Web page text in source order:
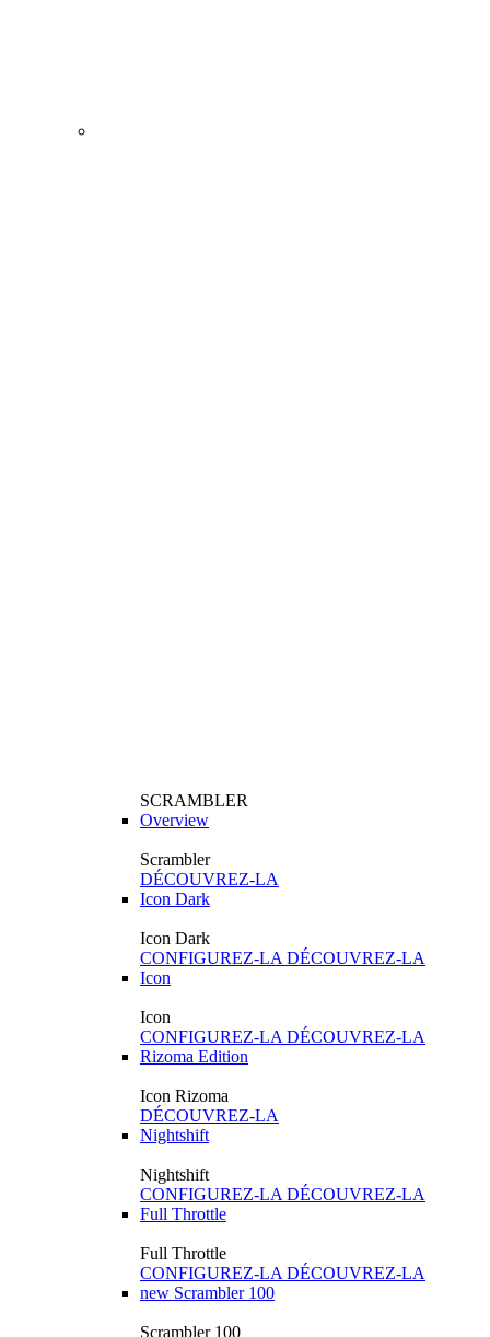
SCRAMBLER
Overview
Scrambler
DÉCOUVREZ-LA
Icon Dark
Icon Dark
CONFIGUREZ-LA DÉCOUVREZ-LA
Icon
Icon
CONFIGUREZ-LA DÉCOUVREZ-LA
Rizoma Edition
Icon Rizoma
DÉCOUVREZ-LA
Nightshift
Nightshift
CONFIGUREZ-LA DÉCOUVREZ-LA
Full Throttle
Full Throttle
CONFIGUREZ-LA DÉCOUVREZ-LA
new Scrambler 100
Scrambler 100